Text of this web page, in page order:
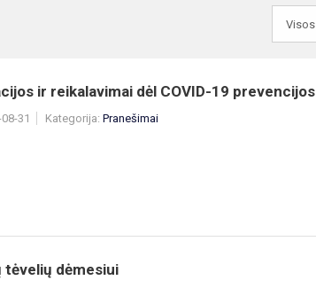
ir reikalavimai dėl COVID-19 prevencijos
31 Kategorija: Pranešimai
tėvelių dėmesiui